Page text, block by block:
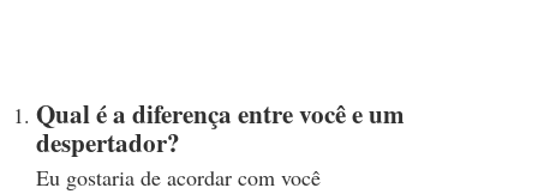
Qual é a diferença entre você e um
despertador?
Eu gostaria de acordar com você